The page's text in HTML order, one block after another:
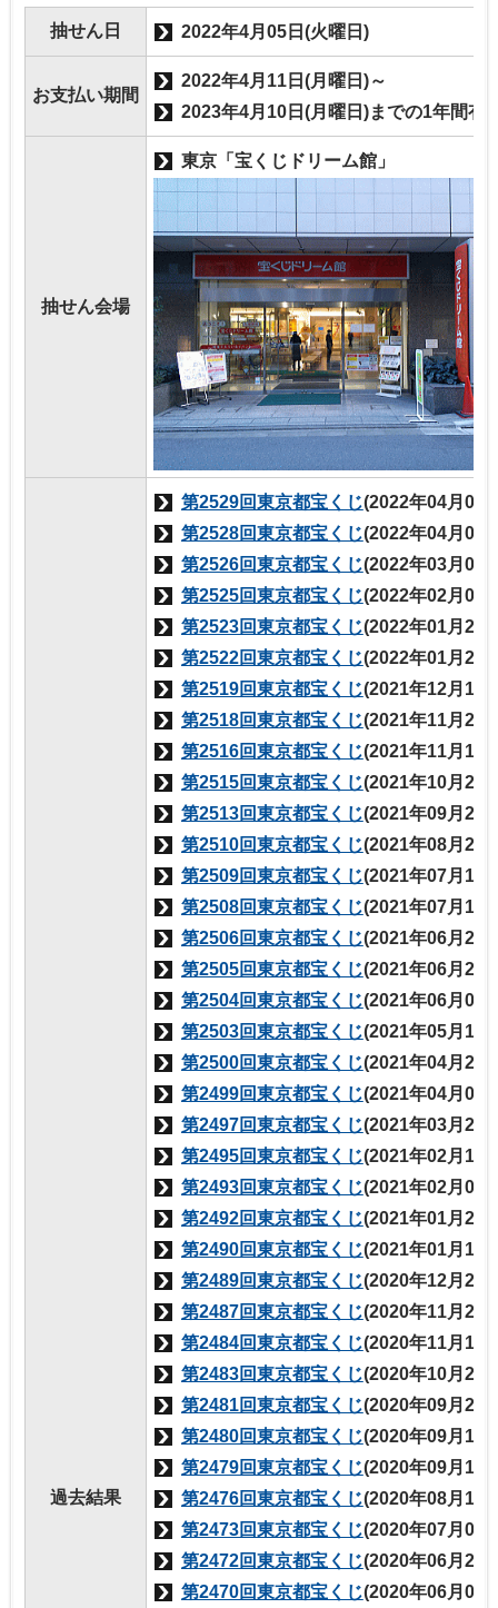
抽せん日 2022年4月05日(火曜日)
お支払い期間
2022年4月11日(月曜日)～
2023年4月10日(月曜日)までの1年間有
抽せん会場
東京「宝くじドリーム館」
過去結果
第2529回東京都宝くじ(2022年04月05
第2528回東京都宝くじ(2022年04月05
第2526回東京都宝くじ(2022年03月04
第2525回東京都宝くじ(2022年02月04
第2523回東京都宝くじ(2022年01月28
第2522回東京都宝くじ(2022年01月21
第2519回東京都宝くじ(2021年12月17
第2518回東京都宝くじ(2021年11月26
第2516回東京都宝くじ(2021年11月19
第2515回東京都宝くじ(2021年10月22
第2513回東京都宝くじ(2021年09月24
第2510回東京都宝くじ(2021年08月20
第2509回東京都宝くじ(2021年07月15
第2508回東京都宝くじ(2021年07月15
第2506回東京都宝くじ(2021年06月25
第2505回東京都宝くじ(2021年06月25
第2504回東京都宝くじ(2021年06月04
第2503回東京都宝くじ(2021年05月14
第2500回東京都宝くじ(2021年04月23
第2499回東京都宝くじ(2021年04月05
第2497回東京都宝くじ(2021年03月26
第2495回東京都宝くじ(2021年02月19
第2493回東京都宝くじ(2021年02月05
第2492回東京都宝くじ(2021年01月29
第2490回東京都宝くじ(2021年01月15
第2489回東京都宝くじ(2020年12月25
第2487回東京都宝くじ(2020年11月27
第2484回東京都宝くじ(2020年11月13
第2483回東京都宝くじ(2020年10月23
第2481回東京都宝くじ(2020年09月25
第2480回東京都宝くじ(2020年09月11
第2479回東京都宝くじ(2020年09月11
第2476回東京都宝くじ(2020年08月14
第2473回東京都宝くじ(2020年07月03
第2472回東京都宝くじ(2020年06月26
第2470回東京都宝くじ(2020年06月05